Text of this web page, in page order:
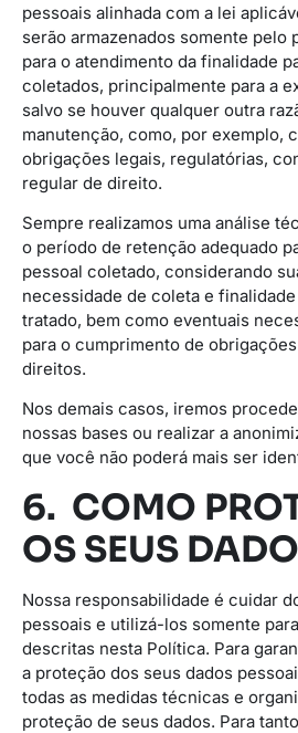
pessoais alinhada com a lei
serão armazenados somente pelo
para o atendimento da finalidade
coletados, principalmente para a
salvo se houver qualquer outra
manutenção, como, por exemplo,
obrigações legais, regulatórias,
regular de direito.
Sempre realizamos uma análise
o período de retenção adequado
pessoal coletado, considerando
necessidade de coleta e
tratado, bem como eventuais
para o cumprimento de
direitos.
Nos demais casos, iremos
nossas bases ou realizar a
que você não poderá mais ser
6. COMO
OS SEUS
Nossa responsabilidade é cuidar
pessoais e utilizá-los somente
descritas nesta Política. Para
a proteção dos seus dados
todas as medidas técnicas e
proteção de seus dados. Para